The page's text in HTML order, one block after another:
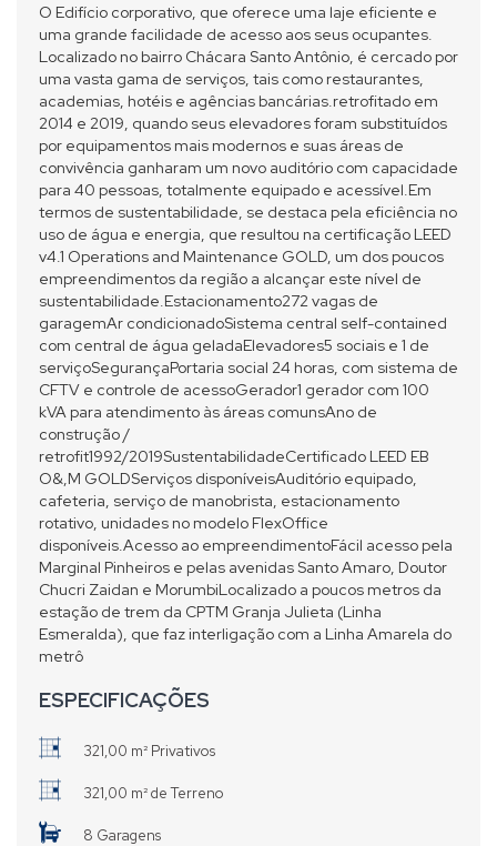
O Edifício corporativo, que oferece uma laje eficiente e
uma grande facilidade de acesso aos seus ocupantes.
Localizado no bairro Chácara Santo Antônio, é cercado por
uma vasta gama de serviços, tais como restaurantes,
academias, hotéis e agências bancárias.retrofitado em
2014 e 2019, quando seus elevadores foram substituídos
por equipamentos mais modernos e suas áreas de
convivência ganharam um novo auditório com capacidade
para 40 pessoas, totalmente equipado e acessível.Em
termos de sustentabilidade, se destaca pela eficiência no
uso de água e energia, que resultou na certificação LEED
v4.1 Operations and Maintenance GOLD, um dos poucos
empreendimentos da região a alcançar este nível de
sustentabilidade.Estacionamento272 vagas de
garagemAr condicionadoSistema central self-contained
com central de água geladaElevadores5 sociais e 1 de
serviçoSegurançaPortaria social 24 horas, com sistema de
CFTV e controle de acessoGerador1 gerador com 100
kVA para atendimento às áreas comunsAno de
construção /
retrofit1992/2019SustentabilidadeCertificado LEED EB
O&,M GOLDServiços disponíveisAuditório equipado,
cafeteria, serviço de manobrista, estacionamento
rotativo, unidades no modelo FlexOffice
disponíveis.Acesso ao empreendimentoFácil acesso pela
Marginal Pinheiros e pelas avenidas Santo Amaro, Doutor
Chucri Zaidan e MorumbiLocalizado a poucos metros da
estação de trem da CPTM Granja Julieta (Linha
Esmeralda), que faz interligação com a Linha Amarela do
metrô
ESPECIFICAÇÕES
321,00 m² Privativos
321,00 m² de Terreno
8 Garagens